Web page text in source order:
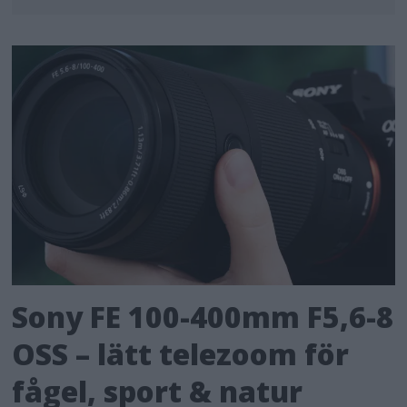
Sony FE 100-400mm F5,6-8
OSS – lätt telezoom för
fågel, sport & natur